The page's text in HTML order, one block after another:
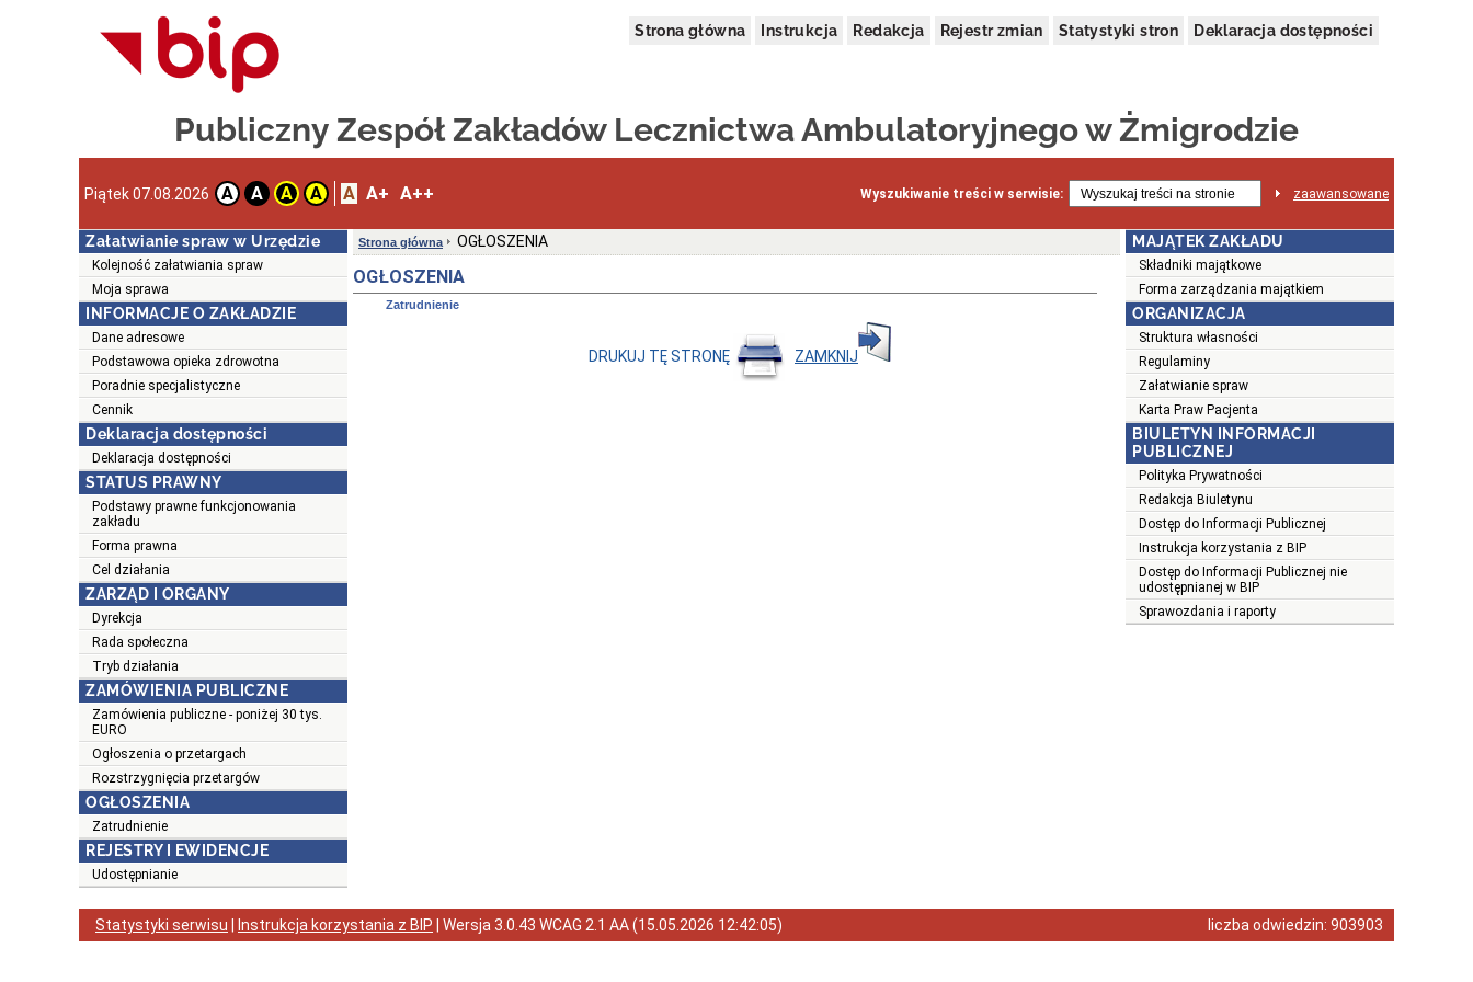
Strona główna Instrukcja Redakcja Rejestr zmian Statystyki stron Deklaracja dostępności
Publiczny Zespół Zakładów Lecznictwa Ambulatoryjnego w Żmigrodzie
Piątek 07.08.2026 A A A A A A+ A++ Wyszukiwanie treści w serwisie: zaawansowane
Załatwianie spraw w Urzędzie
Kolejność załatwiania spraw
Moja sprawa
INFORMACJE O ZAKŁADZIE
Dane adresowe
Podstawowa opieka zdrowotna
Poradnie specjalistyczne
Cennik
Deklaracja dostępności
Deklaracja dostępności
STATUS PRAWNY
Podstawy prawne funkcjonowania
zakładu
Forma prawna
Cel działania
ZARZĄD I ORGANY
Dyrekcja
Rada społeczna
Tryb działania
ZAMÓWIENIA PUBLICZNE
Zamówienia publiczne - poniżej 30 tys.
EURO
Ogłoszenia o przetargach
Rozstrzygnięcia przetargów
OGŁOSZENIA
Zatrudnienie
REJESTRY I EWIDENCJE
Udostępnianie
Strona główna OGŁOSZENIA
OGŁOSZENIA
Zatrudnienie
DRUKUJ TĘ STRONĘ ZAMKNIJ
MAJĄTEK ZAKŁADU
Składniki majątkowe
Forma zarządzania majątkiem
ORGANIZACJA
Struktura własności
Regulaminy
Załatwianie spraw
Karta Praw Pacjenta
BIULETYN INFORMACJI
PUBLICZNEJ
Polityka Prywatności
Redakcja Biuletynu
Dostęp do Informacji Publicznej
Instrukcja korzystania z BIP
Dostęp do Informacji Publicznej nie
udostępnianej w BIP
Sprawozdania i raporty
Statystyki serwisu Instrukcja korzystania z BIP | Wersja 3.0.43 WCAG 2.1 AA(15.05.2026 12:42:05) liczba odwiedzin: 903903